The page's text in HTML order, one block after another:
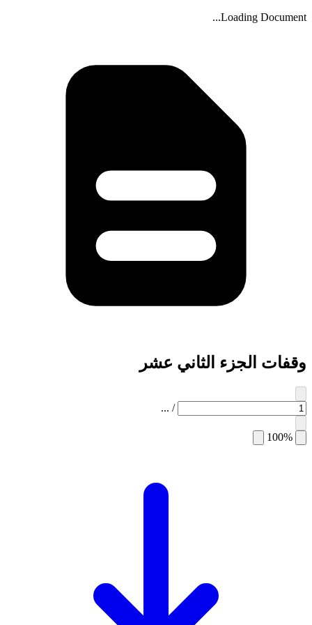
Loading Document...
وقفات الجزء الثاني عشر
/
...
100%